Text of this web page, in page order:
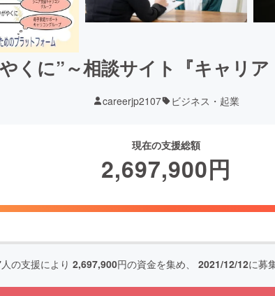
くに”～相談サイト『キャリ
careerjp2107 ビジネス・起業
現在の支援総額
2,697,900円
人の支援により 2,697,900円の資金を集め、 2021/12/12に募